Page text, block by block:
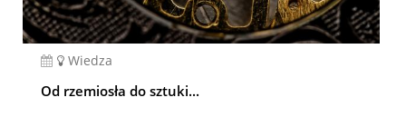
Wiedza
Od rzemiosła do sztuki...